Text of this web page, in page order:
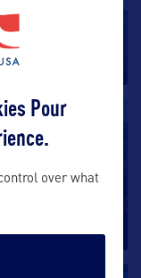
le
assis dans
Pour
over what